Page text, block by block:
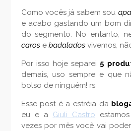
Como vocês já sabem sou
e acabo gastando um bom
do segmento. No entanto,
carose badaladosvivemos,
Por isso hoje separei 5
demais, uso sempre e que
bolso de ninguém! rs
Esse post é a estréia da
eu e a Giuli Castro
vezes por mês você vai